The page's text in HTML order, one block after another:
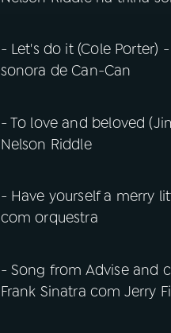
- Let's do it (Cole Porter)
sonora de Can-Can
- To love and beloved
Nelson Riddle
- Have yourself a merry
com orquestra
- Song from Advise and
Frank Sinatra com Jerry